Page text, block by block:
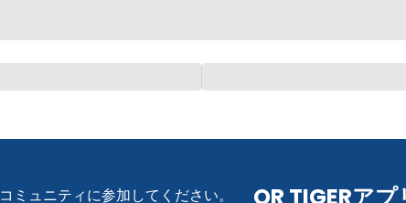
コミュニティに参加してください。